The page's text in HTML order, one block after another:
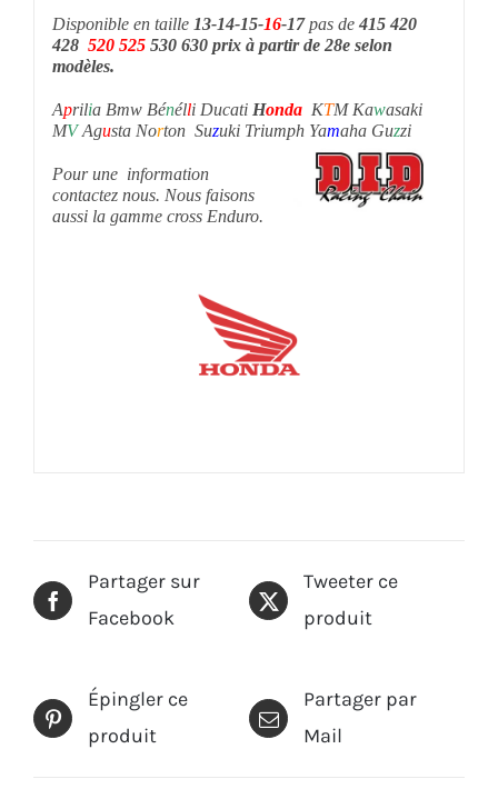
Disponible en taille 13-14-15- 16-17pas de
415 420
428520 525530 630 prix à partir de 28e selon
modèles.
A rilia Bmw Bén élli Ducati Honda KTM Ka
asaki
MVAg usta Norton Suzuki Triumph Yamaha Guzzi
Pour une information
contactez nous. Nous faisons
aussi la gamme cross Enduro.
Partager sur
Facebook
Tweeter ce
produit
Épingler ce
produit
Partager par
Mail